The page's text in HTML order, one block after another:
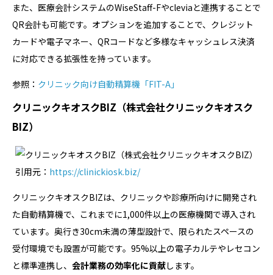
また、医療会計システムのWiseStaff-Fやcleviaと連携することで
QR会計も可能です。オプションを追加することで、クレジット
カードや電子マネー、QRコードなど多様なキャッシュレス決済
に対応できる拡張性を持っています。
参照： クリニック向け自動精算機「FIT-A」
クリニックキオスクBIZ（株式会社クリニックキオスク
BIZ）
引用元： https://clinickiosk.biz/
クリニックキオスクBIZは、クリニックや診療所向けに開発され
た自動精算機で、これまでに1,000件以上の医療機関で導入され
ています。奥行き30cm未満の薄型設計で、限られたスペースの
受付環境でも設置が可能です。95%以上の電子カルテやレセコン
と標準連携し、 会計業務の効率化に貢献します。